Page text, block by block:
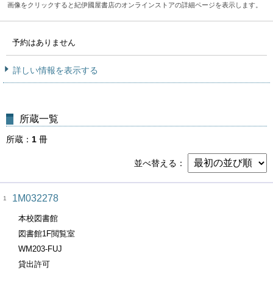
画像をクリックすると紀伊國屋書店のオンラインストアの詳細ページを表示します。
予約はありません
詳しい情報を表示する
所蔵一覧
所蔵 1 冊
並べ替える
1 1M032278
本校図書館
図書館1F閲覧室
WM203-FUJ
貸出許可